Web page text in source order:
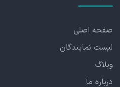
صفحه اصلی
لیست نمایندگان
وبلاگ
درباره ما